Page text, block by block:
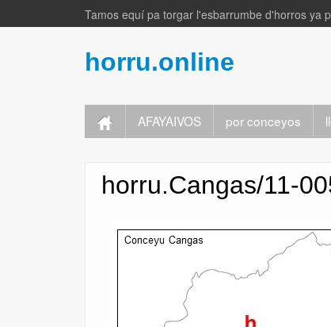
Tamos equí pa torgar l'esbarrumbe d'horros ya
horru.online
AFAYAIVOS por conceyos
horru.Cangas/11-